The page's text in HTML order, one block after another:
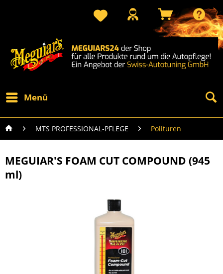
Menü
MTS PROFESSIONAL-PFLEGE Polituren
MEGUIAR'S FOAM CUT COMPOUND (945
ml)